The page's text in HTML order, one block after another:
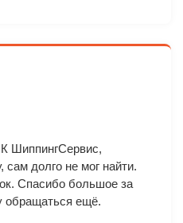
ШиппингСервис,
долго не мог найти.
Спасибо большое за
обращаться ещё.